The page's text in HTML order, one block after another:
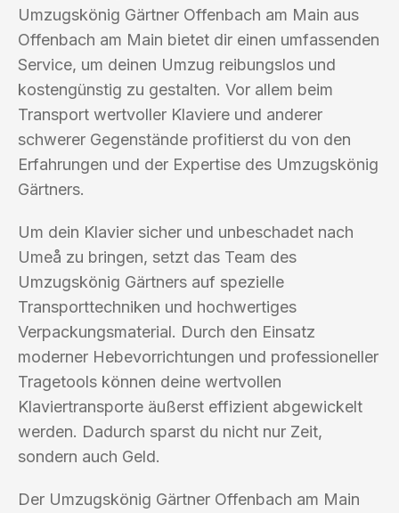
Umzugskönig Gärtner Offenbach am Main aus
Offenbach am Main bietet dir einen umfassenden
Service, um deinen Umzug reibungslos und
kostengünstig zu gestalten. Vor allem beim
Transport wertvoller Klaviere und anderer
schwerer Gegenstände profitierst du von den
Erfahrungen und der Expertise des Umzugskönig
Gärtners.
Um dein Klavier sicher und unbeschadet nach
Umeå zu bringen, setzt das Team des
Umzugskönig Gärtners auf spezielle
Transporttechniken und hochwertiges
Verpackungsmaterial. Durch den Einsatz
moderner Hebevorrichtungen und professioneller
Tragetools können deine wertvollen
Klaviertransporte äußerst effizient abgewickelt
werden. Dadurch sparst du nicht nur Zeit,
sondern auch Geld.
Der Umzugskönig Gärtner Offenbach am Main